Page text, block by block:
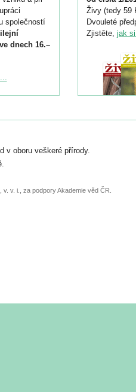
společností
dnech 16.–
září.
nebo
Živy (tedy 59
Dvouleté
Zjistěte, jak
v oboru veškeré přírody.
v. i., za podpory Akademie věd ČR.